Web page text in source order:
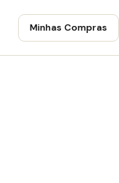
Minhas Compras